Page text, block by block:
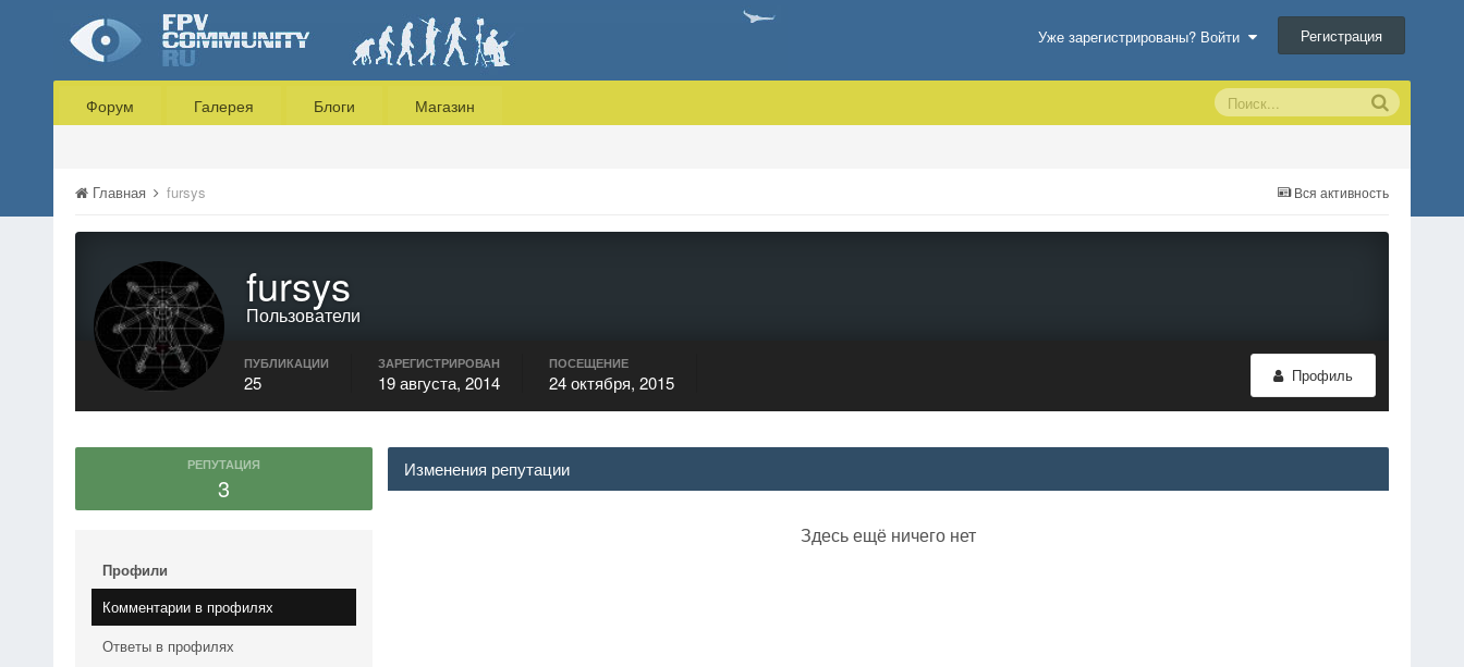
Уже зарегистрированы? Войти Регистрация
Форум Галерея Блоги Магазин
Вся активность
Главная fursys
fursys
Пользователи
Профиль
ПУБЛИКАЦИИ
25
ЗАРЕГИСТРИРОВАН
19 августа, 2014
ПОСЕЩЕНИЕ
24 октября, 2015
РЕПУТАЦИЯ
3
Профили
Комментарии в профилях
Ответы в профилях
Изменения репутации
Здесь ещё ничего нет